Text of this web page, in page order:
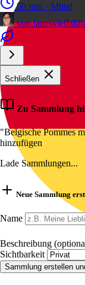
50 min · Mittel
von
Schließen
Zu Sammlung
"Belgische Pommes
hinzufügen
Lade Sammlungen...
Neue Sammlung
Name
Beschreibung
Sichtbarkeit
Sammlung erstellen